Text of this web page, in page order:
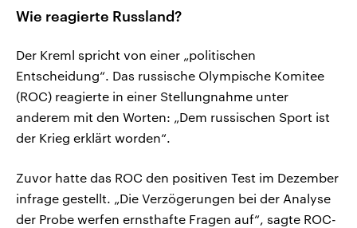
Wie reagierte Russland?
Der Kreml spricht von einer „politischen
Entscheidung“. Das russische Olympische Komitee
(ROC) reagierte in einer Stellungnahme unter
anderem mit den Worten: „Dem russischen Sport ist
der Krieg erklärt worden“.
Zuvor hatte das ROC den positiven Test im Dezember
infrage gestellt. „Die Verzögerungen bei der Analyse
der Probe werfen ernsthafte Fragen auf“, sagte ROC-